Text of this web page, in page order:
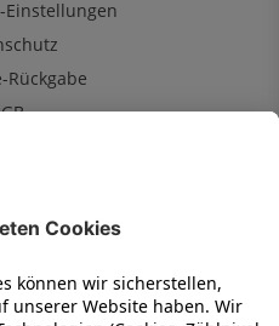
Einstellungen
Rückgabe